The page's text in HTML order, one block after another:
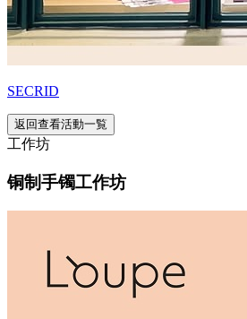
SECRID
返回查看活動一覧
工作坊
铜制手镯工作坊